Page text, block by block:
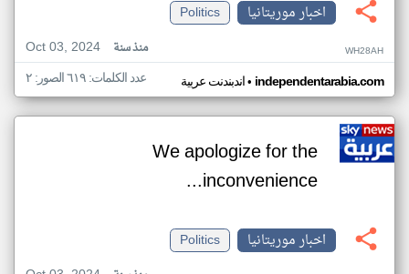
اخبار موريتانيا
Politics
Oct 03, 2024
منذ سنة WH28AH
اندبندنت عربية• independentarabia.com عدد الكلمات: ٦١٩ الصور: ٢
We apologize for the
inconvenience...
اخبار موريتانيا
Politics